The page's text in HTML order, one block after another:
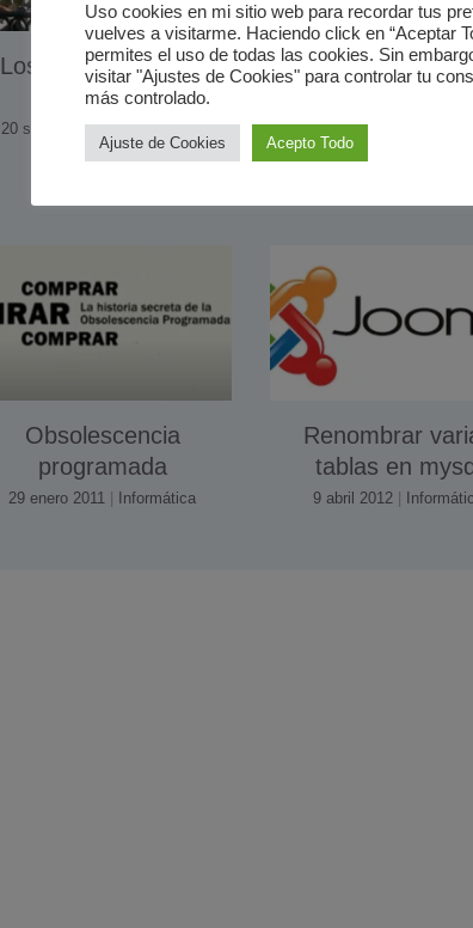
Los alumnos de los
institutos
20 septiembre 2011 | General
El juicio de la
Obsolescencia
programada
29 enero 2011 | Informática
Renombrar
tablas en
9 abril 2012 |
Uso cookies en mi sitio web para recordar tus
vuelves a visitarme. Haciendo click en “Aceptar
permites el uso de todas las cookies. Sin
visitar "Ajustes de Cookies" para controlar tu
más controlado.
Ajuste de Cookies Acepto Todo